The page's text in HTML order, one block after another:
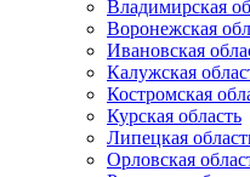
Владимирская
Воронежская
Ивановская
Калужская
Костромская
Курская область
Липецкая
Орловская